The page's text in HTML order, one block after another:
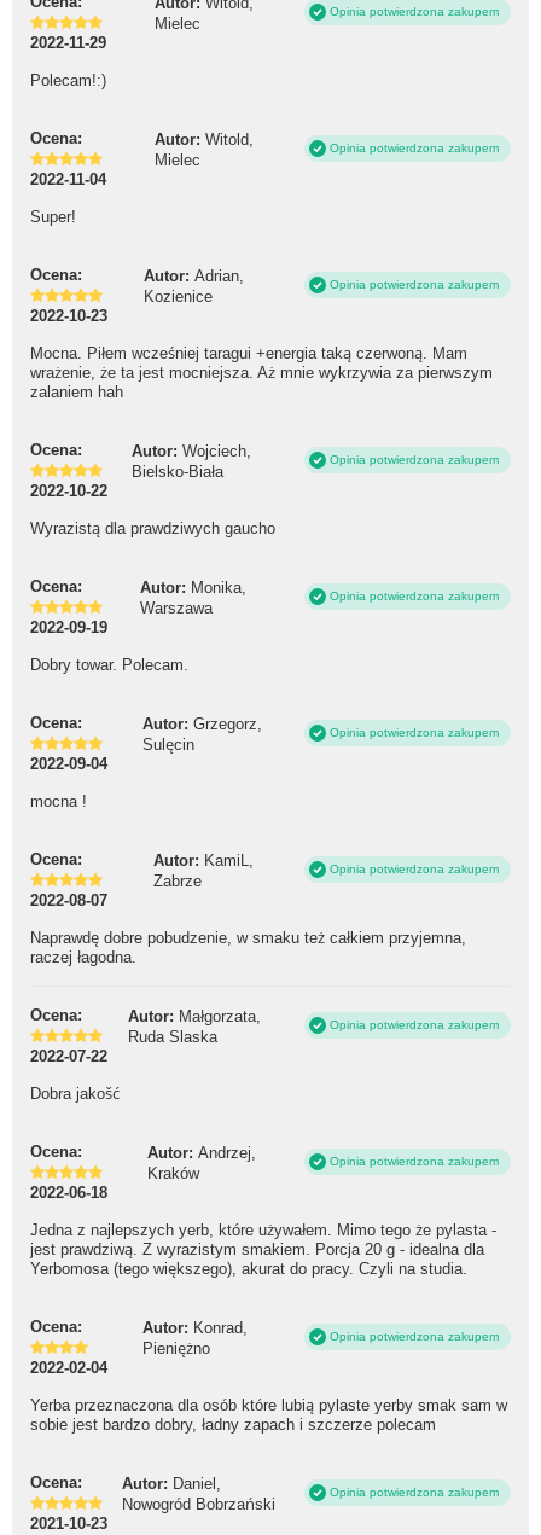
Mielec
Opinia potwierdzona zakupem
2022-11-29
Polecam!:)
Ocena: Autor: Witold,
Mielec
Opinia potwierdzona zakupem
2022-11-04
Super!
Ocena: Autor: Adrian,
Kozienice
Opinia potwierdzona zakupem
2022-10-23
Mocna. Piłem wcześniej taragui +energia taką czerwoną. Mam
wrażenie, że ta jest mocniejsza. Aż mnie wykrzywia za pierwszym
zalaniem hah
Ocena: Autor: Wojciech,
Bielsko-Biała
Opinia potwierdzona zakupem
2022-10-22
Wyrazistą dla prawdziwych gaucho
Ocena: Autor: Monika,
Warszawa
Opinia potwierdzona zakupem
2022-09-19
Dobry towar. Polecam.
Ocena: Autor: Grzegorz,
Sulęcin
Opinia potwierdzona zakupem
2022-09-04
mocna !
Ocena: Autor: KamiL,
Zabrze
Opinia potwierdzona zakupem
2022-08-07
Naprawdę dobre pobudzenie, w smaku też całkiem przyjemna,
raczej łagodna.
Ocena: Autor: Małgorzata,
Ruda Slaska
Opinia potwierdzona zakupem
2022-07-22
Dobra jakošć
Ocena: Autor: Andrzej,
Kraków
Opinia potwierdzona zakupem
2022-06-18
Jedna z najlepszych yerb, które używałem. Mimo tego że pylasta -
jest prawdziwą. Z wyrazistym smakiem. Porcja 20 g - idealna dla
Yerbomosa (tego większego), akurat do pracy. Czyli na studia.
Ocena: Autor: Konrad,
Pieniężno
Opinia potwierdzona zakupem
2022-02-04
Yerba przeznaczona dla osób które lubią pylaste yerby smak sam w
sobie jest bardzo dobry, ładny zapach i szczerze polecam
Ocena: Autor: Daniel,
Nowogród Bobrzański
Opinia potwierdzona zakupem
2021-10-23